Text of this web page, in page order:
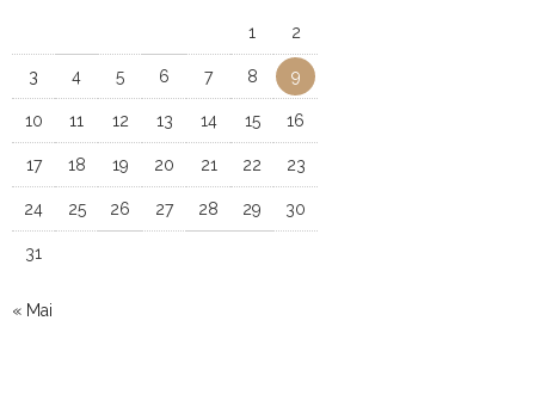
1 2
3 4 5 6 7 8 9
10 11 12 13 14 15 16
17 18 19 20 21 22 23
24 25 26 27 28 29 30
31
« Mai